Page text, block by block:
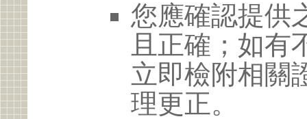
您應確認提供
且正確；如有
立即檢附相關
理更正。